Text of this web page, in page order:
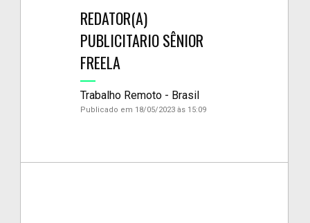
REDATOR(A)
PUBLICITARIO SÊNIOR
FREELA
Trabalho Remoto - Brasil
Publicado em 18/05/2023 às 15:09